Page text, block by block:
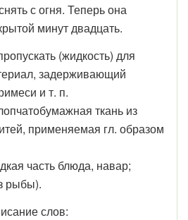
с огня. Теперь она
минут двадцать.
(жидкость) для
задерживающий
и т. п.
ткань из
применяемая гл. образом
часть блюда, навар;
рыбы).
слов: